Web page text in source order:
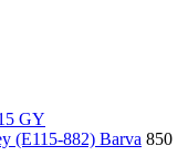
GY
(E115-882) Barva 850